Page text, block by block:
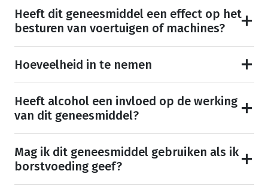
Heeft dit geneesmiddel een effect op het
besturen van voertuigen of machines?
Hoeveelheid in te nemen
Heeft alcohol een invloed op de werking
van dit geneesmiddel?
Mag ik dit geneesmiddel gebruiken als ik
borstvoeding geef?